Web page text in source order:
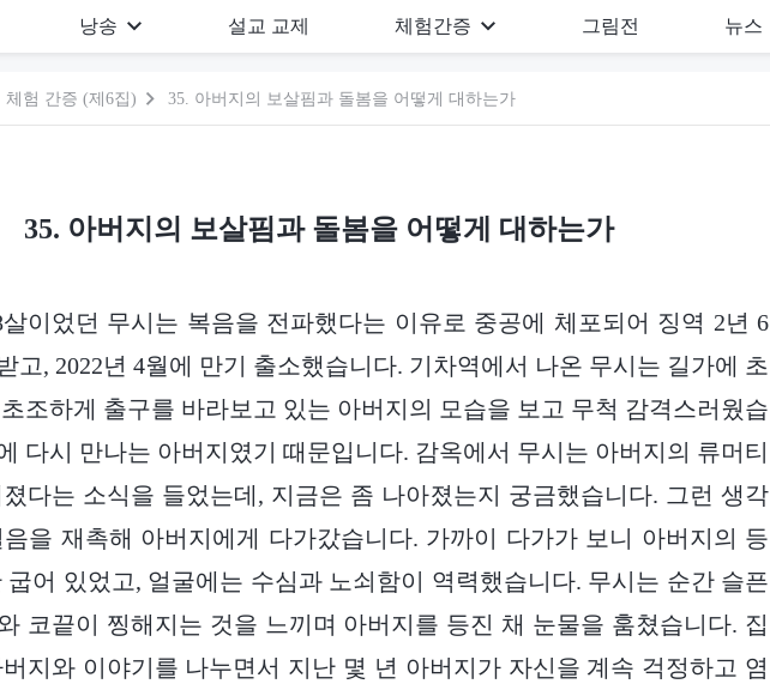
낭송 설교 교제 체험간증 그림전 뉴스
체험 간증 (제6집) 35. 아버지의 보살핌과 돌봄을 어떻게 대하는가
35. 아버지의 보살핌과 돌봄을 어떻게 대하는가
살이었던 무시는 복음을 전파했다는 이유로 중공에 체포되어 징역 2년 6
고, 2022년 4월에 만기 출소했습니다. 기차역에서 나온 무시는 길가에 초
조하게 출구를 바라보고 있는 아버지의 모습을 보고 무척 감격스러웠습
다시 만나는 아버지였기 때문입니다. 감옥에서 무시는 아버지의 류머티
다는 소식을 들었는데, 지금은 좀 나아졌는지 궁금했습니다. 그런 생각
을 재촉해 아버지에게 다가갔습니다. 가까이 다가가 보니 아버지의 등
굽어 있었고, 얼굴에는 수심과 노쇠함이 역력했습니다. 무시는 순간 슬픈
코끝이 찡해지는 것을 느끼며 아버지를 등진 채 눈물을 훔쳤습니다. 집
지와 이야기를 나누면서 지난 몇 년 아버지가 자신을 계속 걱정하고 염